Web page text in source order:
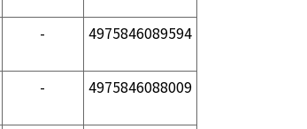
- 4975846089594
- 4975846088009